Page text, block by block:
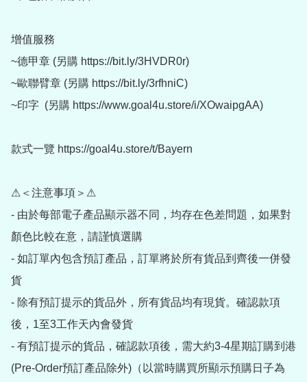
增值服務
~德甲章 (另購 https://bit.ly/3HVDR0r)
~歐聯臂章 (另購 https://bit.ly/3rfhniC)
~印字  (另購 https://www.goal4u.store/i/XOwaipgAA)
款式一覽 https://goal4u.store/t/Bayern
⚠＜注意事項＞⚠
- 由於每部電子產品顯示器不同，均存在色差問題，如果對
顏色比較在意，請謹慎選購
- 如訂單內包含預訂產品，訂單將於所有貨品到齊後一併發
貨
- 除有預訂提示的貨品外，所有貨品均有現貨。確認款項
後，1至3工作天內會發貨
- 有預訂提示的貨品，確認款項後，需大約3-4星期訂購到港
(Pre-Order預訂產品除外)（以當時購買所顯示預購日子為